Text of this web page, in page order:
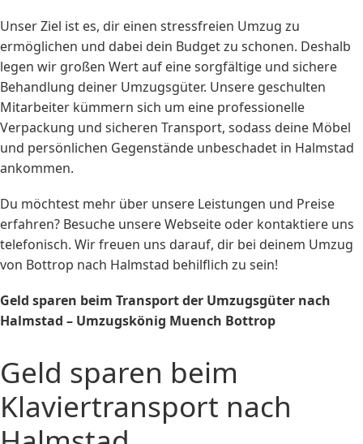
Unser Ziel ist es, dir einen stressfreien Umzug zu
ermöglichen und dabei dein Budget zu schonen. Deshalb
legen wir großen Wert auf eine sorgfältige und sichere
Behandlung deiner Umzugsgüter. Unsere geschulten
Mitarbeiter kümmern sich um eine professionelle
Verpackung und sicheren Transport, sodass deine Möbel
und persönlichen Gegenstände unbeschadet in Halmstad
ankommen.
Du möchtest mehr über unsere Leistungen und Preise
erfahren? Besuche unsere Webseite oder kontaktiere uns
telefonisch. Wir freuen uns darauf, dir bei deinem Umzug
von Bottrop nach Halmstad behilflich zu sein!
Geld sparen beim Transport der Umzugsgüter nach
Halmstad – Umzugskönig Muench Bottrop
Geld sparen beim
Klaviertransport nach